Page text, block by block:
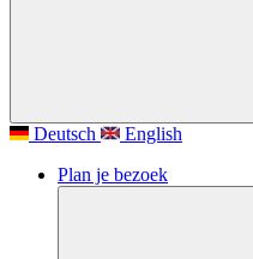
Deutsch
English
Plan je bezoek